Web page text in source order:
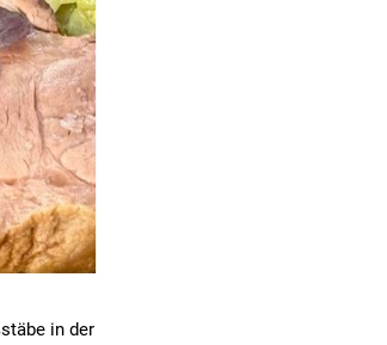
in der